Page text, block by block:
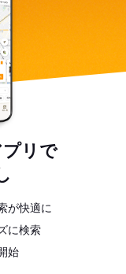
リで
が快適に
に検索
始